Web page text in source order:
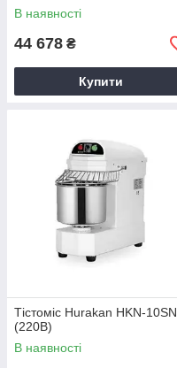
В наявності
44 678 ₴
Купити
Тістоміс Hurakan HKN-10SN
(220В)
В наявності